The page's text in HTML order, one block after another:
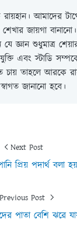
আমাদের
শেখার জায়গা
যে জ্ঞান শুধুমাত্র
এবং স্টাডি
চায় তাহলে আরকে
জানানো হবে।
Next Post
প্রিয় পদার্থ বলা
Previous Post
পাতা বেশি ঝরে